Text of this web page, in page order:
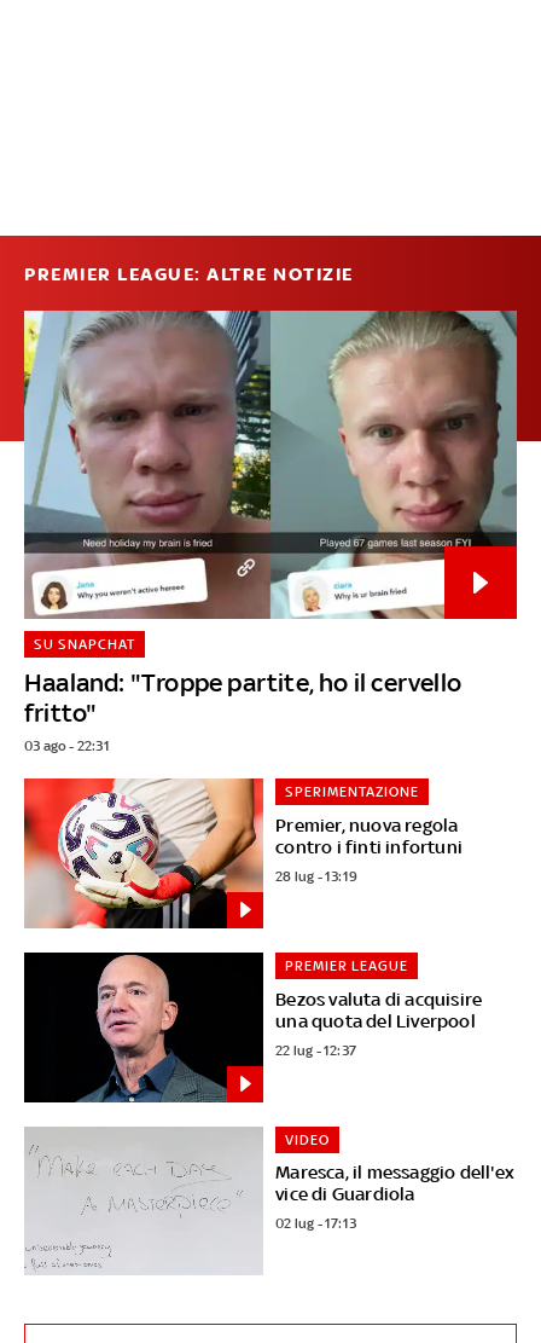
PREMIER LEAGUE: ALTRE NOTIZIE
Haaland: "Troppe partite, ho il cervello
fritto"
SU SNAPCHAT
03 ago - 22:31
Premier, nuova regola
contro i finti infortuni
SPERIMENTAZIONE
28 lug - 13:19
Bezos valuta di acquisire
una quota del Liverpool
PREMIER LEAGUE
22 lug - 12:37
Maresca, il messaggio dell'ex
vice di Guardiola
VIDEO
02 lug - 17:13